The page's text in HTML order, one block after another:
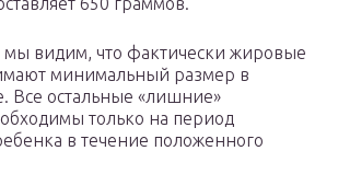
мы видим, что фактически жировые
минимальный размер в
Все остальные «лишние»
только на период
в течение положенного